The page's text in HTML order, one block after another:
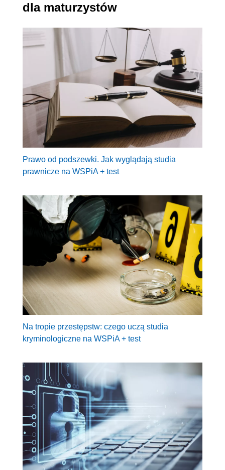
dla maturzystów
Prawo od podszewki. Jak wyglądają studia
prawnicze na WSPiA + test
Na tropie przestępstw: czego uczą studia
kryminologiczne na WSPiA + test